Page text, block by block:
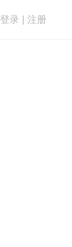
登录 注册